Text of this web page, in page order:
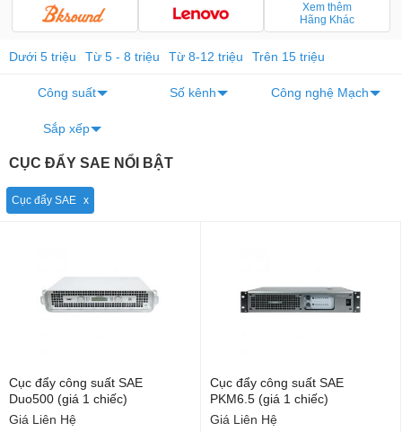
Xem thêm
Hãng Khác
Dưới 5 triệu Từ 5 - 8 triệu Từ 8-12 triệu Trên 15 triệu
Công suất Số kênh Công nghệ Mạch
Sắp xếp
CỤC ĐẨY SAE NỔI BẬT
Cục đẩy SAE
Cục đẩy công suất SAE
Duo500 (giá 1 chiếc)
Giá Liên Hệ
Cục đẩy công suất SAE
PKM6.5 (giá 1 chiếc)
Giá Liên Hệ